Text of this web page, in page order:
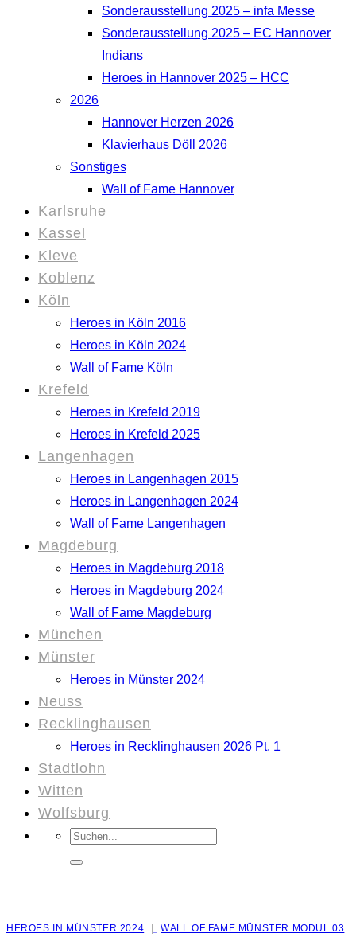
Sonderausstellung 2025 – infa Messe
Sonderausstellung 2025 – EC Hannover
Indians
Heroes in Hannover 2025 – HCC
2026
Hannover Herzen 2026
Klavierhaus Döll 2026
Sonstiges
Wall of Fame Hannover
Karlsruhe
Kassel
Kleve
Koblenz
Köln
Heroes in Köln 2016
Heroes in Köln 2024
Wall of Fame Köln
Krefeld
Heroes in Krefeld 2019
Heroes in Krefeld 2025
Langenhagen
Heroes in Langenhagen 2015
Heroes in Langenhagen 2024
Wall of Fame Langenhagen
Magdeburg
Heroes in Magdeburg 2018
Heroes in Magdeburg 2024
Wall of Fame Magdeburg
München
Münster
Heroes in Münster 2024
Neuss
Recklinghausen
Heroes in Recklinghausen 2026 Pt. 1
Stadtlohn
Witten
Wolfsburg
Suchen
nach:
HEROES IN MÜNSTER 2024 WALL OF FAME MÜNSTER MODUL 03